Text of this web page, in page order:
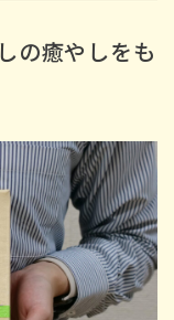
の癒やしをも